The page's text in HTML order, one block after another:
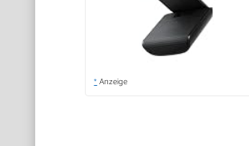
* Anzeige